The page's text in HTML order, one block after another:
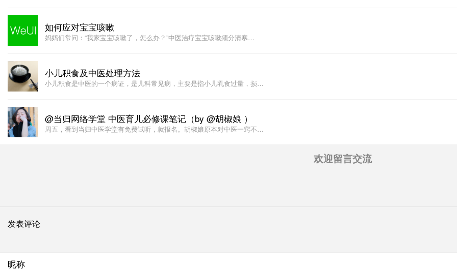
如何应对宝宝咳嗽
妈妈们常问：“我家宝宝咳嗽了，怎么办？”中医治疗宝宝咳嗽须分清寒…
小儿积食及中医处理方法
小儿积食是中医的一个病证，是儿科常见病，主要是指小儿乳食过量，损…
@当归网络学堂 中医育儿必修课笔记（by @胡椒娘 ）
周五，看到当归中医学堂有免费试听，就报名。胡椒娘原本对中医一窍不…
欢迎留言交流
发表评论
昵称